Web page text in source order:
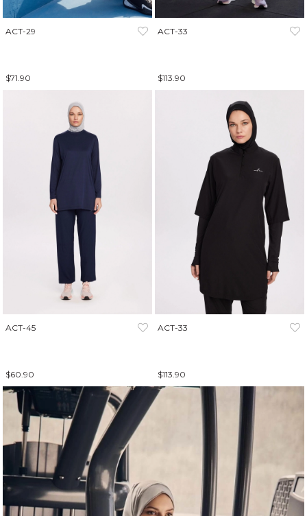
ACT-29
$71.90
ACT-33
$113.90
ACT-45
$60.90
ACT-33
$113.90